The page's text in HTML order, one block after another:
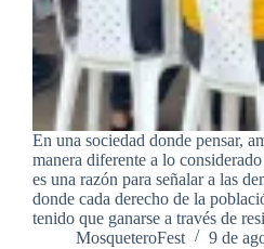
En una sociedad donde pensar,
manera diferente a lo
es una razón para señalar a las
donde cada derecho de la
tenido que ganarse a través de
MosqueteroFest
9 de